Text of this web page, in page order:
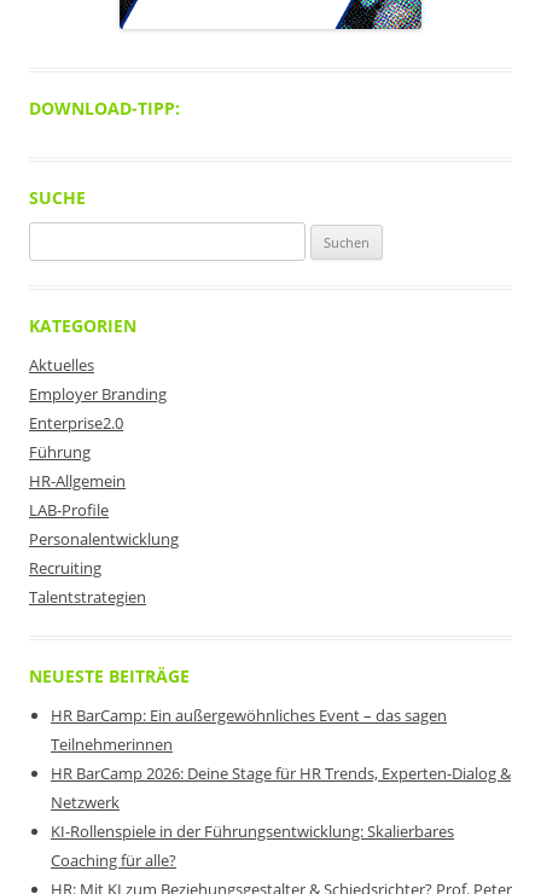
DOWNLOAD-TIPP:
SUCHE
nach:
KATEGORIEN
Aktuelles
Employer Branding
Enterprise2.0
Führung
HR-Allgemein
LAB-Profile
Personalentwicklung
Recruiting
Talentstrategien
NEUESTE BEITRÄGE
HR BarCamp: Ein außergewöhnliches Event – das sagen
Teilnehmerinnen
HR BarCamp 2026: Deine Stage für HR Trends, Experten-Dialog &
Netzwerk
KI-Rollenspiele in der Führungsentwicklung: Skalierbares
Coaching für alle?
HR: Mit KI zum Beziehungsgestalter & Schiedsrichter? Prof. Peter